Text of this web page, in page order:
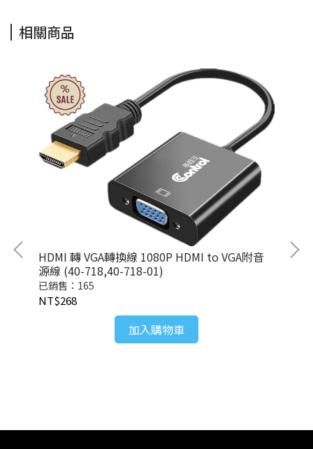
相關商品
HDMI 轉 VGA轉換線 1080P HDMI to VGA附音
源線 (40-718,40-718-01)
已銷售：165
NT$268
加入購物車